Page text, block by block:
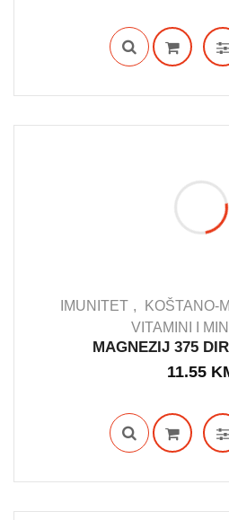
IMUNITET
KOŠTANO-
VITAMINI I
MAGNEZIJ 375
11.55